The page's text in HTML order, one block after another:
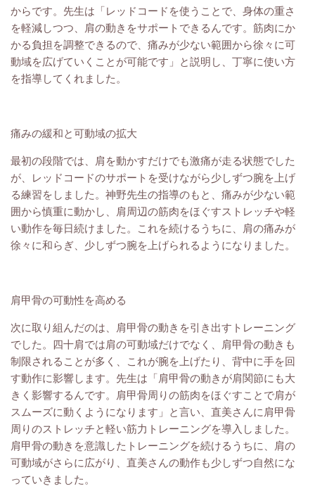
からです。先生は「レッドコードを使うことで、身体の重さ
を軽減しつつ、肩の動きをサポートできるんです。筋肉にか
かる負担を調整できるので、痛みが少ない範囲から徐々に可
動域を広げていくことが可能です」と説明し、丁寧に使い方
を指導してくれました。
痛みの緩和と可動域の拡大
最初の段階では、肩を動かすだけでも激痛が走る状態でした
が、レッドコードのサポートを受けながら少しずつ腕を上げ
る練習をしました。神野先生の指導のもと、痛みが少ない範
囲から慎重に動かし、肩周辺の筋肉をほぐすストレッチや軽
い動作を毎日続けました。これを続けるうちに、肩の痛みが
徐々に和らぎ、少しずつ腕を上げられるようになりました。
肩甲骨の可動性を高める
次に取り組んだのは、肩甲骨の動きを引き出すトレーニング
でした。四十肩では肩の可動域だけでなく、肩甲骨の動きも
制限されることが多く、これが腕を上げたり、背中に手を回
す動作に影響します。先生は「肩甲骨の動きが肩関節にも大
きく影響するんです。肩甲骨周りの筋肉をほぐすことで肩が
スムーズに動くようになります」と言い、直美さんに肩甲骨
周りのストレッチと軽い筋力トレーニングを導入しました。
肩甲骨の動きを意識したトレーニングを続けるうちに、肩の
可動域がさらに広がり、直美さんの動作も少しずつ自然にな
っていきました。